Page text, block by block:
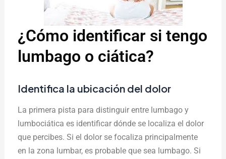
¿Cómo identificar si tengo
lumbago o ciática?
Identifica la ubicación del dolor
La primera pista para distinguir entre lumbago y
lumbociática es identificar dónde se localiza el dolor
que percibes. Si el dolor se focaliza principalmente
en la zona lumbar, es probable que sea lumbago. Si